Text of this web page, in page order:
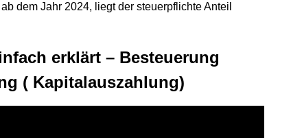
dem Jahr 2024, liegt der steuerpflichte Anteil
erklärt – Besteuerung
( Kapitalauszahlung)